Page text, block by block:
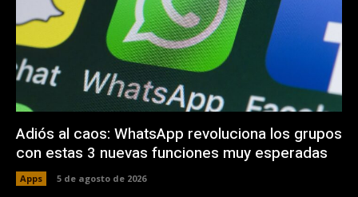
Adiós al caos: WhatsApp revoluciona los grupos
con estas 3 nuevas funciones muy esperadas
Apps 5 de agosto de 2026